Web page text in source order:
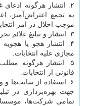
۲. انتشار هرگونه
به تجمع اعتراض‌آمیز‌،
موجب اخلال در امر
۳. انتشار و تبلیغ علائم تحریم انتخابات گروه‌های ضد‌انقلاب و معاند.
۴. انتشار هجو یا
مجازی علیه انتخابات.
۵. انتشار هرگونه
قانونی از انتخابات.
۶. استفاده از سایت‌ها
جهت بهره‌برداری در
تمامی شرکت‌ها‌،